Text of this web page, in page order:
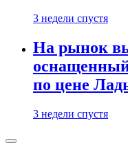
3 недели спустя
На рынок
по цене
3 недели спустя